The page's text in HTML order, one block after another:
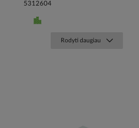
5312604
Rodyti daugiau